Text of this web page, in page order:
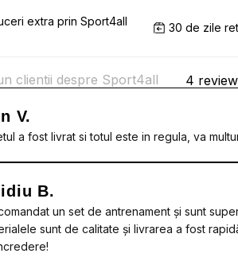
extra prin Sport4all
30 de zile
clientii despre Sport4all 4
V.
a fost livrat si totul este in regula, va
B.
un set de antrenament și sunt
sunt de calitate și livrarea a fost